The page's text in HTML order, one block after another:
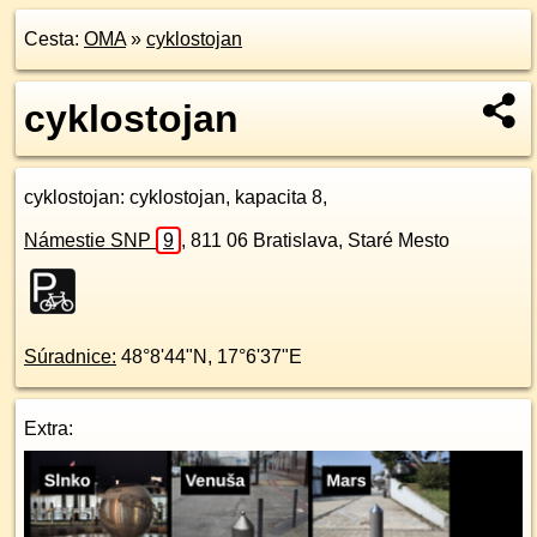
Cesta: OMA» cyklostojan
cyklostojan
cyklostojan: cyklostojan, kapacita 8,
Námestie SNP 9 , 811 06 Bratislava, Staré Mesto
Súradnice: 48°8'44"N , 17°6'37"E
Extra: